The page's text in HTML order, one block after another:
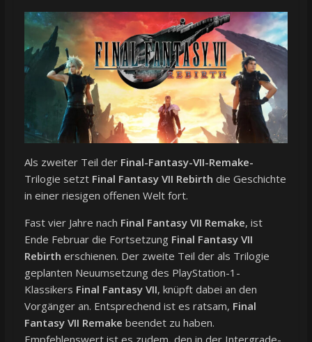
Als zweiter Teil der Final-Fantasy-VII-Remake-
Trilogie setzt Final Fantasy VII Rebirth die Geschichte
in einer riesigen offenen Welt fort.
Fast vier Jahre nach Final Fantasy VII Remake, ist
Ende Februar die Fortsetzung Final Fantasy VII
Rebirth erschienen. Der zweite Teil der als Trilogie
geplanten Neuumsetzung des PlayStation-1-
Klassikers Final Fantasy VII, knüpft dabei an den
Vorgänger an. Entsprechend ist es ratsam, Final
Fantasy VII Remake beendet zu haben.